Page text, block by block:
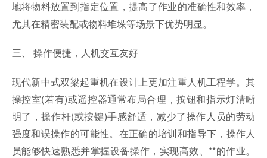
地将物料放置到指定位置，提高了作业的准确性和效率，
尤其在精密装配或物料堆垛等场景下优势明显。
三、 操作便捷，人机交互友好
现代新中式双梁起重机在设计上更加注重人机工程学。其
操控室(若有)或遥控器通常布局合理，按钮和指示灯清晰
明了，操作杆(或按键)手感舒适，减少了操作人员的劳动
强度和误操作的可能性。在正确的培训和指导下，操作人
员能够快速熟悉并掌握设备操作，实现高效、**的作业。